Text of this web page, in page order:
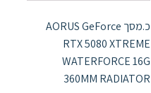
כ.מסך AORUS GeForce
RTX 5080 XTREME
WATERFORCE 16G
360MM RADIATOR